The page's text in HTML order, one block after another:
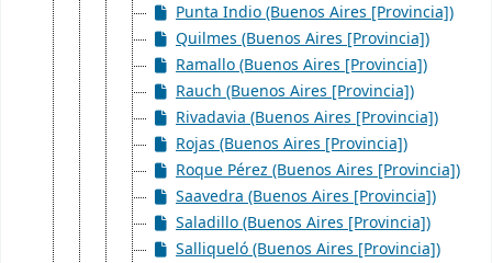
Punta Indio (Buenos Aires [Provincia])
Quilmes (Buenos Aires [Provincia])
Ramallo (Buenos Aires [Provincia])
Rauch (Buenos Aires [Provincia])
Rivadavia (Buenos Aires [Provincia])
Rojas (Buenos Aires [Provincia])
Roque Pérez (Buenos Aires [Provincia])
Saavedra (Buenos Aires [Provincia])
Saladillo (Buenos Aires [Provincia])
Salliqueló (Buenos Aires [Provincia])